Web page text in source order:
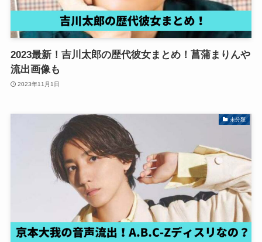
2023最新！吉川太郎の歴代彼女まとめ！菖蒲まりんや
流出画像も
2023年11月1日
未分類